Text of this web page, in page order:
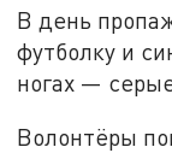
В день
футболку и
ногах —
Волонтёры